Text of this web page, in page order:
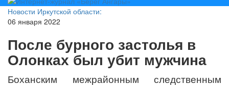
Новости Иркутской области:
06 января 2022
После бурного застолья в
Олонках был убит мужчина
Боханским межрайонным следственным